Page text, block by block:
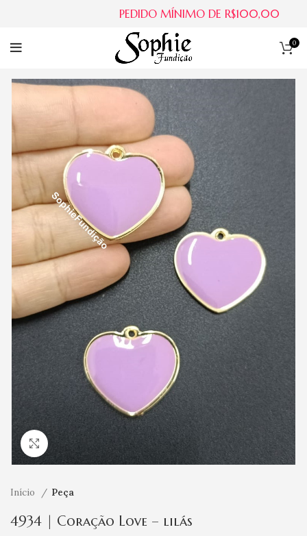
0
Clique para ampliar
Início Peça
4934 | Coração Love – lilás
PEDIDO MÍNIMO DE R$100,00